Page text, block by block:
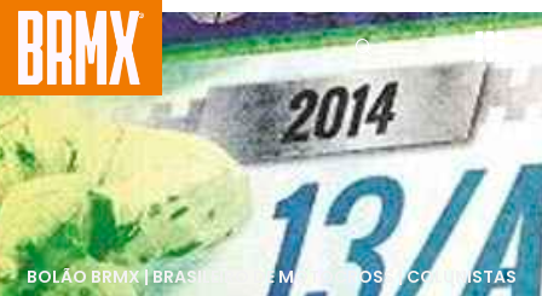
BOLÃO BRMX|BRASILEIRO DE MOTOCROSS |COLUNISTAS